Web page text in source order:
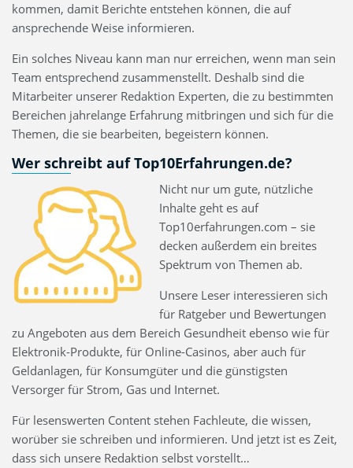
kommen, damit Berichte entstehen können, die auf
ansprechende Weise informieren.
Ein solches Niveau kann man nur erreichen, wenn man sein
Team entsprechend zusammenstellt. Deshalb sind die
Mitarbeiter unserer Redaktion Experten, die zu bestimmten
Bereichen jahrelange Erfahrung mitbringen und sich für die
Themen, die sie bearbeiten, begeistern können.
Wer schreibt auf Top10Erfahrungen.de?
Nicht nur um gute, nützliche
Inhalte geht es auf
Top10erfahrungen.com – sie
decken außerdem ein breites
Spektrum von Themen ab.
Unsere Leser interessieren sich
für Ratgeber und Bewertungen
zu Angeboten aus dem Bereich Gesundheit ebenso wie für
Elektronik-Produkte, für Online-Casinos, aber auch für
Geldanlagen, für Konsumgüter und die günstigsten
Versorger für Strom, Gas und Internet.
Für lesenswerten Content stehen Fachleute, die wissen,
worüber sie schreiben und informieren. Und jetzt ist es Zeit,
dass sich unsere Redaktion selbst vorstellt…